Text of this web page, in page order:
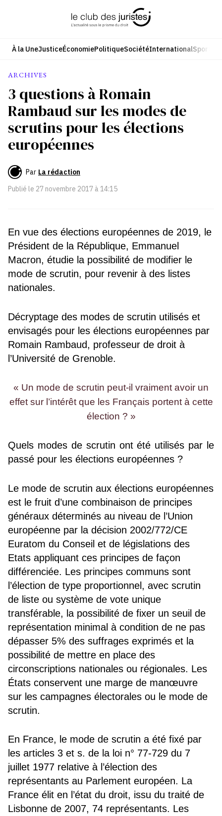
À la UneJusticeÉconomiePolitiqueSociétéInternationalSport
ARCHIVES
3 questions à Romain
Rambaud sur les modes de
scrutins pour les élections
européennes
Par La rédaction
Publié le 27 novembre 2017 à 14:15
En vue des élections européennes de 2019, le
Président de la République, Emmanuel
Macron, étudie la possibilité de modifier le
mode de scrutin, pour revenir à des listes
nationales.
Décryptage des modes de scrutin utilisés et
envisagés pour les élections européennes par
Romain Rambaud, professeur de droit à
l’Université de Grenoble.
« Un mode de scrutin peut-il vraiment avoir un
effet sur l’intérêt que les Français portent à cette
élection ? »
Quels modes de scrutin ont été utilisés par le
passé pour les élections européennes ?
Le mode de scrutin aux élections européennes
est le fruit d’une combinaison de principes
généraux déterminés au niveau de l’Union
européenne par la décision 2002/772/CE
Euratom du Conseil et de législations des
Etats appliquant ces principes de façon
différenciée. Les principes communs sont
l’élection de type proportionnel, avec scrutin
de liste ou système de vote unique
transférable, la possibilité de fixer un seuil de
représentation minimal à condition de ne pas
dépasser 5% des suffrages exprimés et la
possibilité de mettre en place des
circonscriptions nationales ou régionales. Les
États conservent une marge de manœuvre
sur les campagnes électorales ou le mode de
scrutin.
En France, le mode de scrutin a été fixé par
les articles 3 et s. de la loi n° 77-729 du 7
juillet 1977 relative à l’élection des
représentants au Parlement européen. La
France élit en l’état du droit, issu du traité de
Lisbonne de 2007, 74 représentants. Les